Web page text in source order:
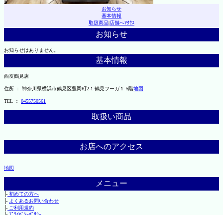
お知らせ
基本情報
取扱商品|店舗へｱｸｾｽ
お知らせ
お知らせはありません。
基本情報
西友鶴見店
住所 ： 神奈川県横浜市鶴見区豊岡町2-1 鶴見フーガ１ 5階地図
TEL ： 0455750561
取扱い商品
お店へのアクセス
地図
メニュー
├初めての方へ
├ よくあるお問い合わせ
├ご利用規約